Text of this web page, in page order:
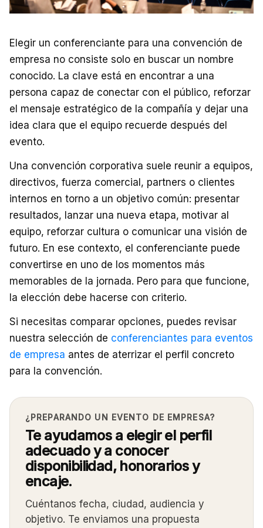
Elegir un conferenciante para una convención de
empresa no consiste solo en buscar un nombre
conocido. La clave está en encontrar a una
persona capaz de conectar con el público, reforzar
el mensaje estratégico de la compañía y dejar una
idea clara que el equipo recuerde después del
evento.
Una convención corporativa suele reunir a equipos,
directivos, fuerza comercial, partners o clientes
internos en torno a un objetivo común: presentar
resultados, lanzar una nueva etapa, motivar al
equipo, reforzar cultura o comunicar una visión de
futuro. En ese contexto, el conferenciante puede
convertirse en uno de los momentos más
memorables de la jornada. Pero para que funcione,
la elección debe hacerse con criterio.
Si necesitas comparar opciones, puedes revisar
nuestra selección de conferenciantes para eventos
de empresa antes de aterrizar el perfil concreto
para la convención.
¿PREPARANDO UN EVENTO DE EMPRESA?
Te ayudamos a elegir el perfil
adecuado y a conocer
disponibilidad, honorarios y
encaje.
Cuéntanos fecha, ciudad, audiencia y
objetivo. Te enviamos una propuesta